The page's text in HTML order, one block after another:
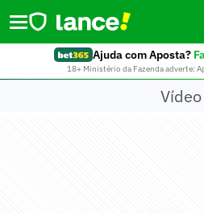
Ajuda com Aposta?
18+ Ministério da Fazenda adverte:
Vídeo